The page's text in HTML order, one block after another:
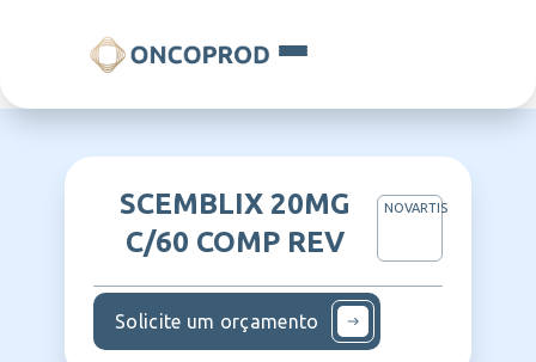
SCEMBLIX 20MG
C/60 COMP REV
NOVARTIS
Solicite um orçamento